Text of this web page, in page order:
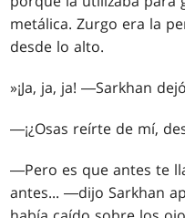
metálica. Zurgo era la
desde lo alto.
»¡Ja, ja, ja! ―Sarkhan
―¡¿Osas reírte de mí,
―Pero es que antes te
antes... ―dijo Sarkhan